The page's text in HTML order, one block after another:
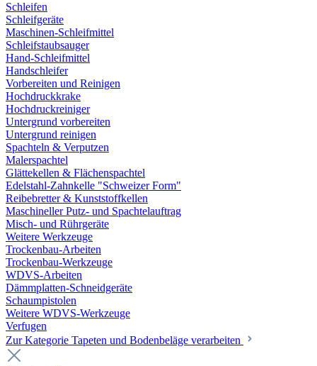
Schleifen
Schleifgeräte
Maschinen-Schleifmittel
Schleifstaubsauger
Hand-Schleifmittel
Handschleifer
Vorbereiten und Reinigen
Hochdruckkrake
Hochdruckreiniger
Untergrund vorbereiten
Untergrund reinigen
Spachteln & Verputzen
Malerspachtel
Glättekellen & Flächenspachtel
Edelstahl-Zahnkelle "Schweizer Form"
Reibebretter & Kunststoffkellen
Maschineller Putz- und Spachtelauftrag
Misch- und Rührgeräte
Weitere Werkzeuge
Trockenbau-Arbeiten
Trockenbau-Werkzeuge
WDVS-Arbeiten
Dämmplatten-Schneidgeräte
Schaumpistolen
Weitere WDVS-Werkzeuge
Verfugen
Zur Kategorie Tapeten und Bodenbeläge verarbeiten